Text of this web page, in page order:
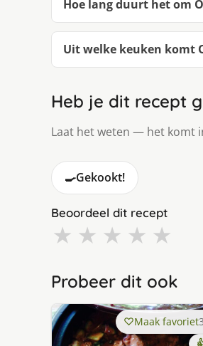
Hoe lang duurt het om
Uit welke keuken komt
Heb je dit recept
Laat het weten — het komt
🍳Gekookt!
Beoordeel dit recept
★ ★ ★ ★ ★
Probeer dit ook
Maak favoriet